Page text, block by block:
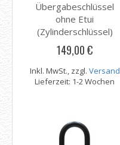
Übergabeschlüssel
ohne Etui
(Zylinderschlüssel)
149,00 €
Inkl. MwSt., zzgl. Versand
Lieferzeit: 1-2 Wochen